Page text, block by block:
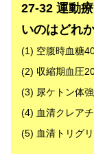
27-32 運動
いのはどれ
(1) 空腹時血糖
(2) 収縮期血圧
(3) 尿ケトン体
(4) 血清クレア
(5) 血清トリグ